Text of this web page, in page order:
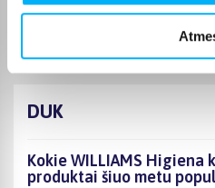
Puikiai.
DUK
Kokie WILLIAMS
produktai šiuo metu